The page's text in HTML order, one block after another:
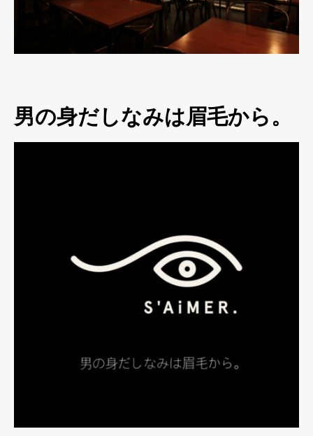
男の身だしなみは眉毛から。